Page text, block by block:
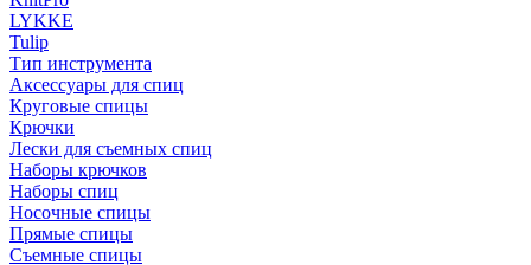
LYKKE
Tulip
Тип инструмента
Аксессуары для спиц
Круговые спицы
Крючки
Лески для съемных спиц
Наборы крючков
Наборы спиц
Носочные спицы
Прямые спицы
Съемные спицы